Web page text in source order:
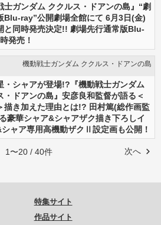
士ガンダム ククルス・ドアンの島』“劇
Blu-ray”公開劇場全館にて 6月3日(金)
と同時発売決定!! 劇場先行通常版Blu-
発売！
機動戦士ガンダム ククルス・ドアンの島
・シャアが登場!?『機動戦士ガンダム
・ドアンの島』安彦良和監督が語る＜
描き加えた理由とは!? 田村篤(総作画監
豪華シャア&シャアザク描き下ろしイ
シャア専用高機動ザクⅡ設定画も公開！
次へ
1〜20 / 40件
特集サイト
作品サイト